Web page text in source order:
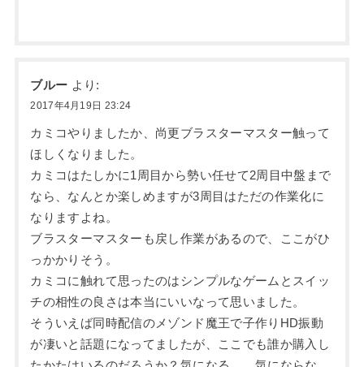
ブルー より:
2017年4月19日 23:24
カミコやりましたか、尚更ブラスターマスター触って
ほしくなりました。
カミコはたしかに1周目から勢い任せて2周目中盤まで
なら、なんとか楽しめますが3周目はただの作業化に
なりますよね。
ブラスターマスターも戻し作業があるので、ここがひ
っかかりそう。
カミコに触れて思ったのはシンプルなゲームとスイッ
チの相性の良さは本当にいいなって思いました。
そういえば同時配信のメゾンド魔王で子作りHD振動
が凄いと話題になってましたが、ここでも誰か購入し